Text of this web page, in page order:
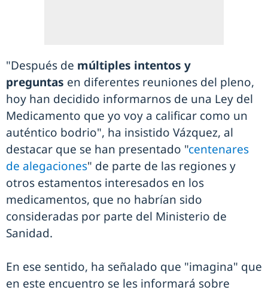
"Después de múltiples intentos y
preguntas en diferentes reuniones del pleno,
hoy han decidido informarnos de una Ley del
Medicamento que yo voy a calificar como un
auténtico bodrio", ha insistido Vázquez, al
destacar que se han presentado "centenares
de alegaciones" de parte de las regiones y
otros estamentos interesados en los
medicamentos, que no habrían sido
consideradas por parte del Ministerio de
Sanidad.
En ese sentido, ha señalado que "imagina" que
en este encuentro se les informará sobre